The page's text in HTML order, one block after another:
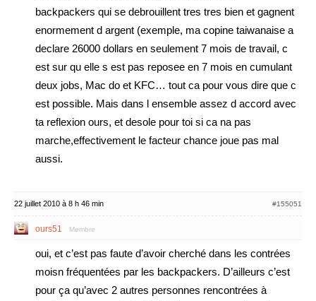
backpackers qui se debrouillent tres tres bien et gagnent
enormement d argent (exemple, ma copine taiwanaise a
declare 26000 dollars en seulement 7 mois de travail, c
est sur qu elle s est pas reposee en 7 mois en cumulant
deux jobs, Mac do et KFC… tout ca pour vous dire que c
est possible. Mais dans l ensemble assez d accord avec
ta reflexion ours, et desole pour toi si ca na pas
marche,effectivement le facteur chance joue pas mal
aussi.
22 juillet 2010 à 8 h 46 min #155051
ours51 Membre
oui, et c’est pas faute d’avoir cherché dans les contrées
moisn fréquentées par les backpackers. D’ailleurs c’est
pour ça qu’avec 2 autres personnes rencontrées à